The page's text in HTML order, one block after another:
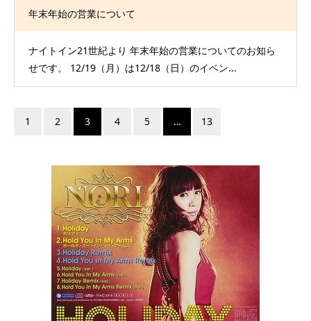
年末年始の営業について
ナイトイン21世紀より 年末年始の営業についてのお知ら
せです。 12/19（月）は12/18（日）のイベン...
1 2 3 4 5 … 13